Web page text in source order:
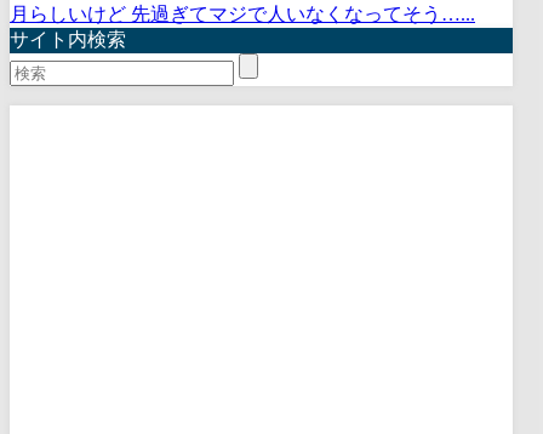
月らしいけど 先過ぎてマジで人いなくなってそう…...
サイト内検索